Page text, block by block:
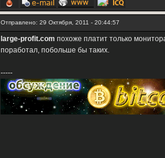
Отправлено: 29 Октября, 2011 - 20:44:57
large-profit.com похоже платит только
поработал, побольше бы таких.
-----